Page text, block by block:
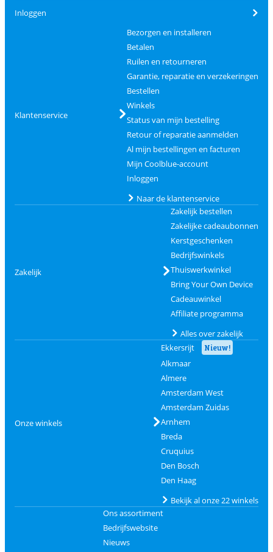
Inloggen
Klantenservice
Bezorgen en installeren
Betalen
Ruilen en retourneren
Garantie, reparatie en verzekeringen
Bestellen
Winkels
Status van mijn bestelling
Retour of reparatie aanmelden
Al mijn bestellingen en facturen
Mijn Coolblue-account
Inloggen
Naar de klantenservice
Zakelijk
Zakelijk bestellen
Zakelijke cadeaubonnen
Kerstgeschenken
Bedrijfswinkels
Thuiswerkwinkel
Bring Your Own Device
Cadeauwinkel
Affiliate programma
Alles over zakelijk
Onze winkels
Ekkersrijt Nieuw!
Alkmaar
Almere
Amsterdam West
Amsterdam Zuidas
Arnhem
Breda
Cruquius
Den Bosch
Den Haag
Bekijk al onze 22 winkels
Ons assortiment
Bedrijfswebsite
Nieuws